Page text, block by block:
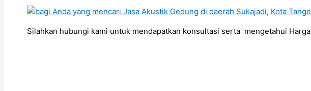
Silahkan hubungi kami untuk mendapatkan konsultasi serta mengetahui Harga